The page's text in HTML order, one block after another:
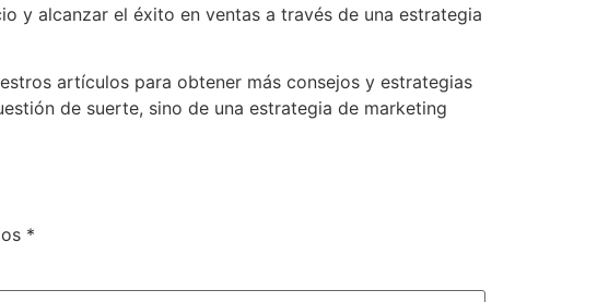
y alcanzar el éxito en ventas a través de una estrategia
artículos para obtener más consejos y estrategias
de suerte, sino de una estrategia de marketing
*